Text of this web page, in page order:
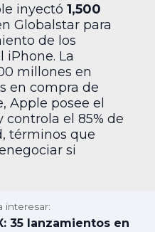
inyectó 1,500
Globalstar para
de los
iPhone. La
millones en
en compra de
Apple posee el
controla el 85% de
términos que
si
interesar:
35 lanzamientos en